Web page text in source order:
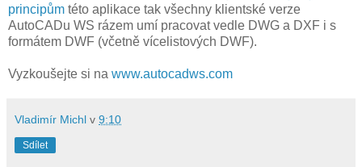
principům této aplikace tak všechny klientské verze
AutoCADu WS rázem umí pracovat vedle DWG a DXF i s
formátem DWF (včetně vícelistových DWF).
Vyzkoušejte si na www.autocadws.com
Vladimír Michl v 9:10
Sdílet